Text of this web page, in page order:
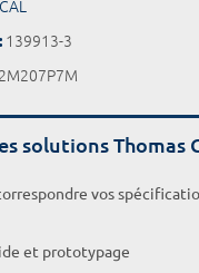
139913-3
solutions Thomas
vos
et prototypage